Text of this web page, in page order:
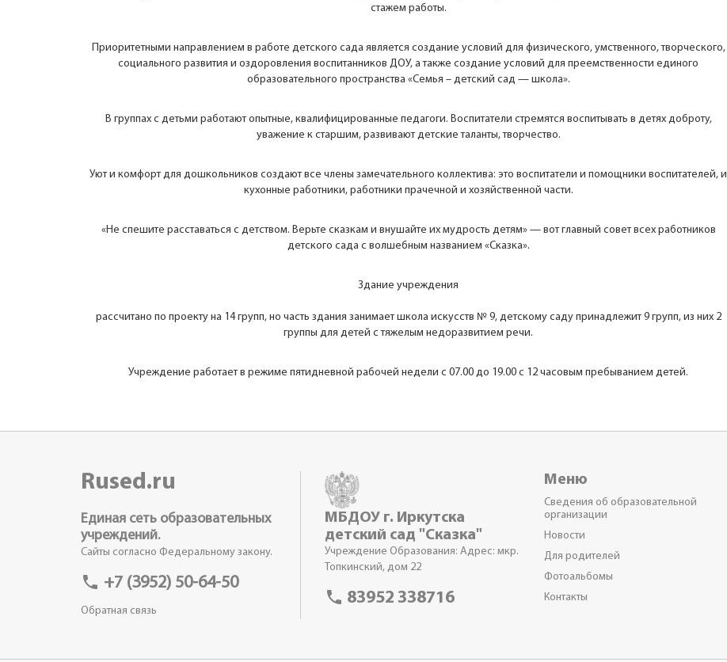
стажем работы.
Приоритетными направлением в работе детского сада является создание условий для физического, умственного, творческого,
социального развития и оздоровления воспитанников ДОУ, а также создание условий для преемственности единого
образовательного пространства «Семья – детский сад — школа».
В группах с детьми работают опытные, квалифицированные педагоги. Воспитатели стремятся воспитывать в детях доброту,
уважение к старшим, развивают детские таланты, творчество.
Уют и комфорт для дошкольников создают все члены замечательного коллектива: это воспитатели и помощники воспитателей, и
кухонные работники, работники прачечной и хозяйственной части.
«Не спешите расставаться с детством. Верьте сказкам и внушайте их мудрость детям» — вот главный совет всех работников
детского сада с волшебным названием «Сказка».
Здание учреждения
рассчитано по проекту на 14 групп, но часть здания занимает школа искусств № 9, детскому саду принадлежит 9 групп, из них 2
группы для детей с тяжелым недоразвитием речи.
Учреждение работает в режиме пятидневной рабочей недели с 07.00 до 19.00 с 12 часовым пребыванием детей.
Rused.ru
Единая сеть образовательных
учреждений.
Сайты согласно Федеральному закону.
phone +7 (3952) 50-64-50
Обратная связь
МБДОУ г. Иркутска
детский сад "Сказка"
Учреждение Образования: Адрес: мкр.
Топкинский, дом 22
phone 83952 338716
Меню
Сведения об образовательной
организации
Новости
Для родителей
Фотоальбомы
Контакты